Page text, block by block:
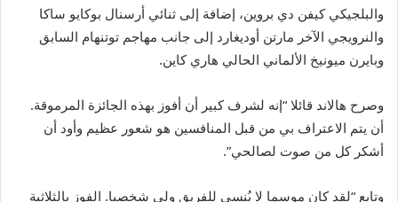
والبلجيكي كيفن دي بروين، إضافة إلى ثنائي أرسنال بوكايو ساكا
والنرويجي الآخر مارتن أوديغارد إلى جانب مهاجم توتنهام السابق
وبايرن ميونيخ الألماني الحالي هاري كاين.
وصرح هالاند قائلا “إنه لشرف كبير أن أفوز بهذه الجائزة المرموقة.
أن يتم الاعتراف بي من قبل المنافسين هو شعور عظيم وأود أن
أشكر كل من صوت لصالحي”.
وتابع “لقد كان موسما لا يُنسى للفريق ولي شخصيا. الفوز بالثلاثية